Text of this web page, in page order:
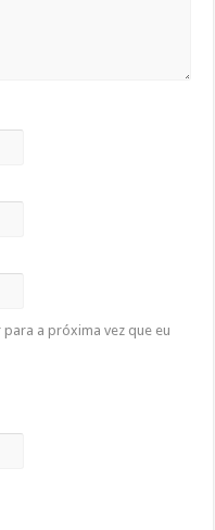
a próxima vez que eu